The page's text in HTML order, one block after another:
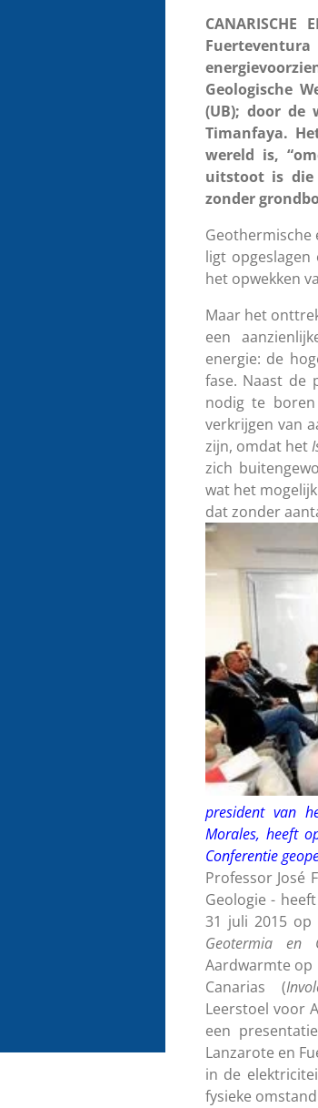
Geologische
(UB); door
Timanfaya.
wereld is,
uitstoot is
zonder
Geothermische
ligt
het opwekken
Maar het
een
energie: de
fase. Naast
nodig te
verkrijgen van
zijn, omdat het
zich
wat het
dat zonder
president van
Morales, heeft
Conferentie
Professor José
Geologie -
31 juli 2015 op
Geotermia en
Aardwarmte op
Canarias (
Leerstoel voor
een
Lanzarote en
in de
fysieke